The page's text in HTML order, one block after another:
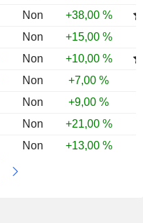
Non
+38,00 %
Non
+15,00 %
Non
+10,00 %
Non
+7,00 %
Non
+9,00 %
Non
+21,00 %
Non +13,00 %